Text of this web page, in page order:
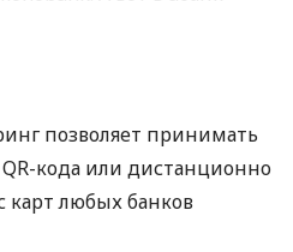
позволяет принимать
кода или дистанционно
карт любых банков